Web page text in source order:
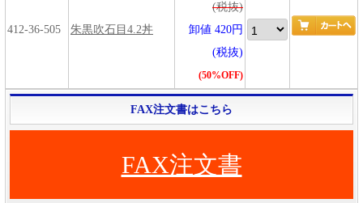
412-36-505 朱黒吹石目4.2丼
(税抜)
卸値 420円
(税抜)
(50%OFF)
FAX注文書はこちら
FAX注文書